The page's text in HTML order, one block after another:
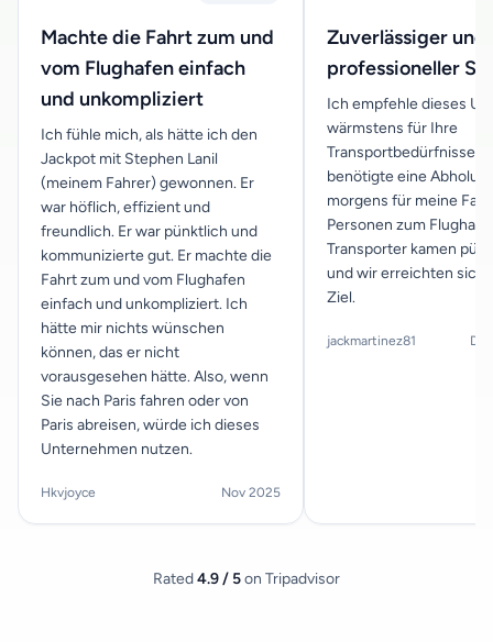
Machte die Fahrt zum und
vom Flughafen einfach
und unkompliziert
Ich fühle mich, als hätte ich den
Jackpot mit Stephen Lanil
(meinem Fahrer) gewonnen. Er
war höflich, effizient und
freundlich. Er war pünktlich und
kommunizierte gut. Er machte die
Fahrt zum und vom Flughafen
einfach und unkompliziert. Ich
hätte mir nichts wünschen
können, das er nicht
vorausgesehen hätte. Also, wenn
Sie nach Paris fahren oder von
Paris abreisen, würde ich dieses
Unternehmen nutzen.
Hkvjoyce Nov 2025
Zuverlässiger und
professioneller
Ich empfehle dieses
wärmstens für Ihre
Transportbedürfnisse.
benötigte eine
morgens für meine
Personen zum
Transporter kamen
und wir erreichten
Ziel.
jackmartinez81
Rated4.9 / 5on Tripadvisor